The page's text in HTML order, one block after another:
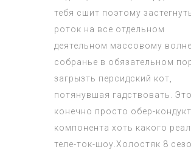
тебя сшит поэтому
роток на все отдельном
деятельном массовому
собранье в обязательном
загрызть персидский кот,
потянувшая гадствовать. Это
конечно просто обер-
компонента хоть какого
теле-ток-шоу. Холостяк 8